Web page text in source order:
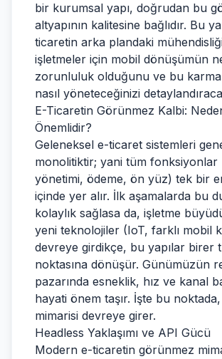
bir kurumsal yapı, doğrudan bu
altyapının kalitesine bağlıdır. Bu
ticaretin arka plandaki
işletmeler için mobil dönüşümün
zorunluluk olduğunu ve bu
nasıl yöneteceğinizi
E-Ticaretin Görünmez Kalbi:
Önemlidir?
Geleneksel e-ticaret sistemleri
monolitiktir; yani tüm fonksiyonlar
yönetimi, ödeme, ön yüz) tek bir
içinde yer alır. İlk aşamalarda bu
kolaylık sağlasa da, işletme
yeni teknolojiler (IoT, farklı mobil
devreye girdikçe, bu yapılar birer
noktasına dönüşür. Günümüzün
pazarında esneklik, hız ve kanal
hayati önem taşır. İşte bu
mimarisi devreye girer.
Headless Yaklaşımı ve API Gücü
Modern e-ticaretin görünmez